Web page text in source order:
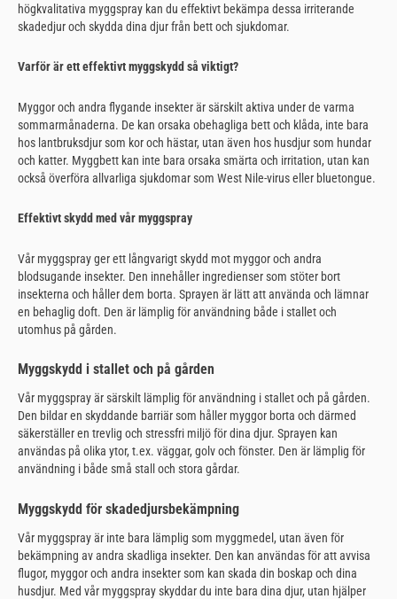
högkvalitativa myggspray kan du effektivt bekämpa dessa irriterande
skadedjur och skydda dina djur från bett och sjukdomar.
Varför är ett effektivt myggskydd så viktigt?
Myggor och andra flygande insekter är särskilt aktiva under de varma
sommarmånaderna. De kan orsaka obehagliga bett och klåda, inte bara
hos lantbruksdjur som kor och hästar, utan även hos husdjur som hundar
och katter. Myggbett kan inte bara orsaka smärta och irritation, utan kan
också överföra allvarliga sjukdomar som West Nile-virus eller bluetongue.
Effektivt skydd med vår myggspray
Vår myggspray ger ett långvarigt skydd mot myggor och andra
blodsugande insekter. Den innehåller ingredienser som stöter bort
insekterna och håller dem borta. Sprayen är lätt att använda och lämnar
en behaglig doft. Den är lämplig för användning både i stallet och
utomhus på gården.
Myggskydd i stallet och på gården
Vår myggspray är särskilt lämplig för användning i stallet och på gården.
Den bildar en skyddande barriär som håller myggor borta och därmed
säkerställer en trevlig och stressfri miljö för dina djur. Sprayen kan
användas på olika ytor, t.ex. väggar, golv och fönster. Den är lämplig för
användning i både små stall och stora gårdar.
Myggskydd för skadedjursbekämpning
Vår myggspray är inte bara lämplig som myggmedel, utan även för
bekämpning av andra skadliga insekter. Den kan användas för att avvisa
flugor, myggor och andra insekter som kan skada din boskap och dina
husdjur. Med vår myggspray skyddar du inte bara dina djur, utan hjälper